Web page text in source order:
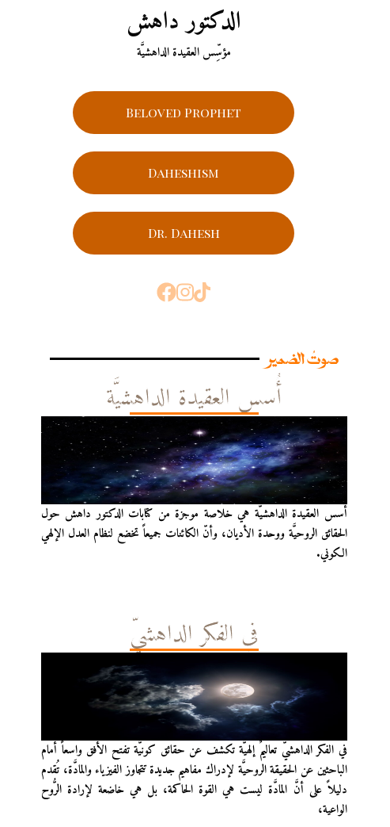
الدكتور داهش
مؤسِّس العقيدة الداهشيَّة
Beloved Prophet
Daheshism
Dr. Dahesh
صوتُ الضمير
أُسس العقيدة الداهشيَّة
أُسس العقيدة الداهشيّة هي خلاصة موجزة من كتابات الدكتور داهش حول
الحقائق الروحيَّة ووحدة الأديان، وأنّ الكائنات جميعاً تخضع لنظام العدل الإلهي
الكوني.
في الفكر الداهشيّ
في الفكر الداهشيّ تعاليمٌ إلهيَّة تكشف عن حقائق كونيَّة تفتح الأفق واسعاً أمام
الباحثين عن الحقيقة الروحيَّة لإدراك مفاهيم جديدة تتجاوز الفيزياء والمادَّة، تُقدم
دليلاً على أنَّ المادَّة ليست هي القوة الحاكمة، بل هي خاضعة لإرادة الرُّوح
الواعية،